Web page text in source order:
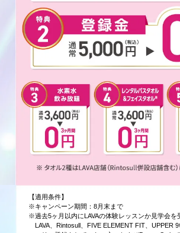
【適用条件】
※キャンペーン期間：8月末まで
※過去5ヶ月以内にLAVAの体験レッスンか見学会を
LAVA、Rintosull、FIVE ELEMENT FIT、UPPER